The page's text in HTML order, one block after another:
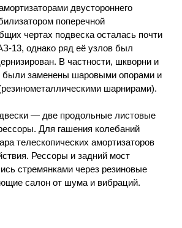
двустороннего
поперечной
чертах подвеска осталась почти
13, однако ряд её узлов был
В частности, шкворни и
были заменены шаровыми опорами и
шарнирами).
— две продольные листовые
Для гашения колебаний
телескопических амортизаторов
Рессоры и задний мост
стремянками через резиновые
салон от шума и вибраций.